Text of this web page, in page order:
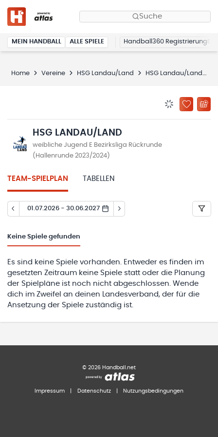
Suche
MEIN HANDBALL ALLE SPIELE Handball360 Registrierung
Home Vereine HSG Landau/Land HSG Landau/Land
ZU
HSG LANDAU/LAND
weibliche Jugend E Bezirksliga Rückrunde
(Hallenrunde 2023/2024)
TEAM-SPIELPLAN TABELLEN
01.07.2026 - 30.06.2027
Keine Spiele gefunden
Es sind keine Spiele vorhanden. Entweder es finden im
gesetzten Zeitraum keine Spiele statt oder die Planung
der Spielpläne ist noch nicht abgeschlossen. Wende
dich im Zweifel an deinen Landesverband, der für die
Ansetzung der Spiele zuständig ist.
© 2026 Handball.net
Impressum Datenschutz Nutzungsbedingungen